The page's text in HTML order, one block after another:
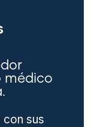
médico
con sus